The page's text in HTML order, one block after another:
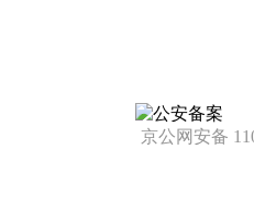
京公网安备